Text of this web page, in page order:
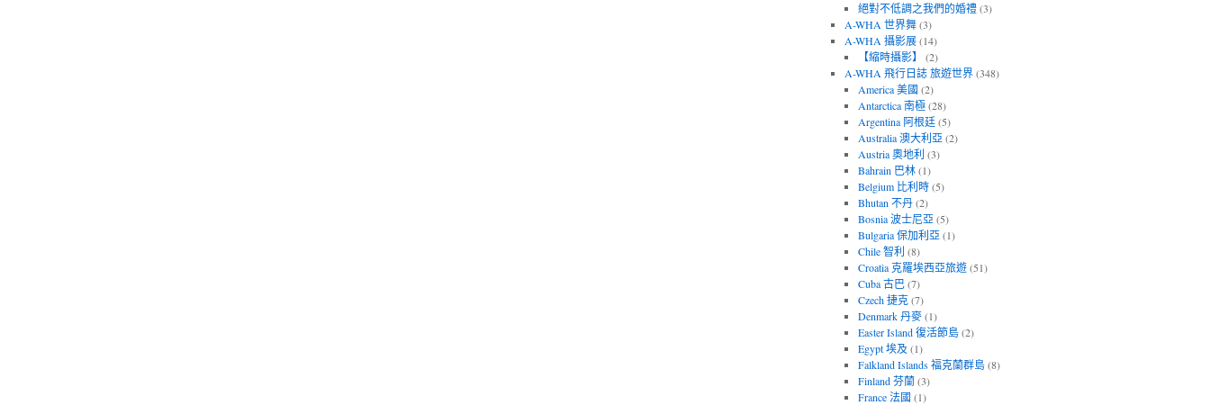
絕對不低調之我們的婚禮(3)
A-WHA 世界舞(3)
A-WHA 攝影展(14)
【縮時攝影】
(2)
A-WHA 飛行日誌 旅遊世界(348)
America 美國 (2)
Antarctica 南極(28)
Argentina 阿根廷(5)
Australia 澳大利亞 (2)
Austria 奧地利 (3)
Bahrain 巴林(1)
Belgium 比利時(5)
Bhutan 不丹(2)
Bosnia 波士尼亞 (5)
Bulgaria 保加利亞 (1)
Chile 智利 (8)
Croatia 克羅埃西亞旅遊(51)
Cuba 古巴(7)
Czech 捷克(7)
Denmark 丹麥(1)
Easter Island 復活節島(2)
Egypt 埃及 (1)
Falkland Islands 福克蘭群島(8)
Finland 芬蘭(3)
France 法國 (1)